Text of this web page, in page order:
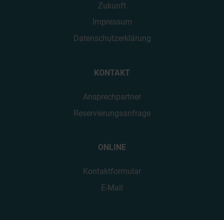
Zukunft
Impressum
Datenschutzerklärung
KONTAKT
Ansprechpartner
Reservierungsanfrage
ONLINE
Kontaktformular
E-Mail